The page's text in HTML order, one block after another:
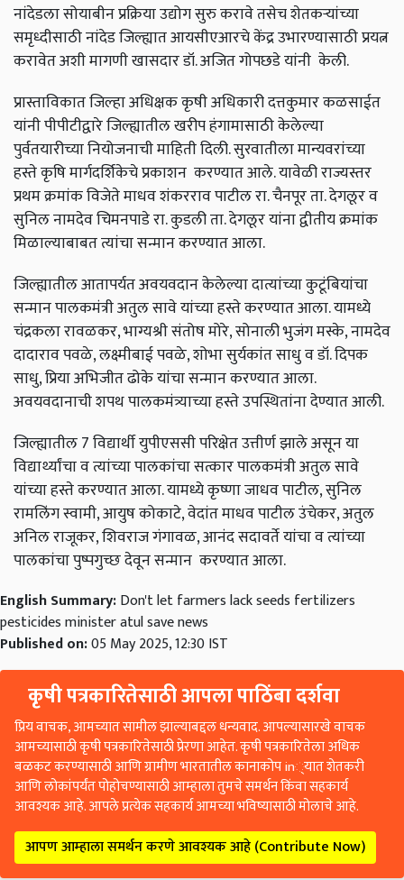
नांदेडलासोयाबीनप्रक्रियाउद्योगसुरुकरावेतसेचशेतकऱ्यांच्या
समृध्दीसाठीनांदेडजिल्ह्यातआयसीएआरचेकेंद्रउभारण्यासाठीप्रयत्न
करावेतअशीमागणीखासदारडॉ.अजितगोपछडेयांनी केली.
प्रास्ताविकातजिल्हाअधिक्षककृषीअधिकारीदत्तकुमारकळसाईत
यांनीपीपीटीद्वारेजिल्ह्यातीलखरीपहंगामासाठीकेलेल्या
पुर्वतयारीच्यानियोजनाचीमाहितीदिली.सुरवातीलामान्यवरांच्या
हस्तेकृषिमार्गदर्शिकेचेप्रकाशन करण्यातआले.यावेळीराज्यस्तर
प्रथमक्रमांकविजेतेमाधवशंकररावपाटीलरा.चैनपूरता.देगलूरव
सुनिलनामदेवचिमनपाडेरा.कुडलीता.देगलूरयांनाद्वीतीयक्रमांक
मिळाल्याबाबतत्यांचासन्मानकरण्यातआला.
जिल्ह्यातीलआतापर्यतअवयवदानकेलेल्यादात्यांच्याकुटूंबियांचा
सन्मानपालकमंत्रीअतुलसावेयांच्याहस्तेकरण्यातआला.यामध्ये
चंद्रकलारावळकर,भाग्यश्रीसंतोषमोरे,सोनालीभुजंगमस्के,नामदेव
दादारावपवळे,लक्ष्मीबाईपवळे,शोभासुर्यकांतसाधुवडॉ.दिपक
साधु,प्रियाअभिजीतढोकेयांचासन्मानकरण्यातआला.
अवयवदानाचीशपथपालकमंत्र्याच्याहस्तेउपस्थितांनादेण्यातआली.
जिल्ह्यातील7विद्यार्थीयुपीएससीपरिक्षेतउत्तीर्णझालेअसूनया
विद्यार्थ्यांचावत्यांच्यापालकांचासत्कारपालकमंत्रीअतुलसावे
यांच्याहस्तेकरण्यातआला.यामध्येकृष्णाजाधवपाटील,सुनिल
रामलिंगस्वामी,आयुषकोकाटे,वेदांतमाधवपाटीलउंचेकर,अतुल
अनिलराजूकर,शिवराजगंगावळ,आनंदसदावर्तेयांचावत्यांच्या
पालकांचापुष्पगुच्छदेवूनसन्मान करण्यातआला.
English Summary:Don't let farmers lack seeds fertilizers
pesticides minister atul save news
Published on:05 May 2025, 12:30 IST
कृषी पत्रकारितेसाठी आपला पाठिंबा दर्शवा
प्रिय वाचक, आमच्यात सामील झाल्याबद्दल धन्यवाद. आपल्यासारखे वाचक
आमच्यासाठी कृषी पत्रकारितेसाठी प्रेरणा आहेत. कृषी पत्रकारितेला अधिक
बळकट करण्यासाठी आणि ग्रामीण भारतातील कानाकोप in्यात शेतकरी
आणि लोकांपर्यंत पोहोचण्यासाठी आम्हाला तुमचे समर्थन किंवा सहकार्य
आवश्यक आहे. आपले प्रत्येक सहकार्य आमच्या भविष्यासाठी मोलाचे आहे.
आपण आम्हाला समर्थन करणे आवश्यक आहे (Contribute Now)